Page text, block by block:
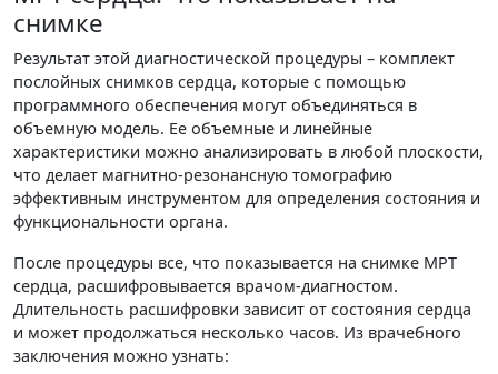
снимке
Результат этой диагностической процедуры – комплект
послойных снимков сердца, которые с помощью
программного обеспечения могут объединяться в
объемную модель. Ее объемные и линейные
характеристики можно анализировать в любой плоскости,
что делает магнитно-резонансную томографию
эффективным инструментом для определения состояния и
функциональности органа.
После процедуры все, что показывается на снимке МРТ
сердца, расшифровывается врачом-диагностом.
Длительность расшифровки зависит от состояния сердца
и может продолжаться несколько часов. Из врачебного
заключения можно узнать: